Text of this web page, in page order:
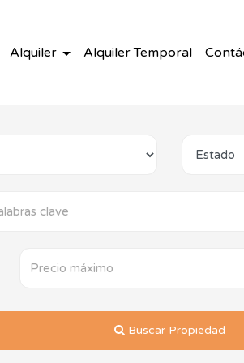
Alquiler Alquiler Temporal
Buscar Propiedad